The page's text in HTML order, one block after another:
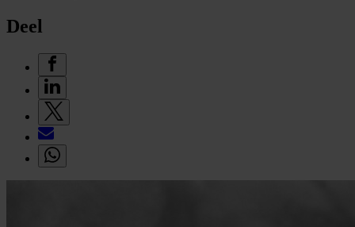
Deel